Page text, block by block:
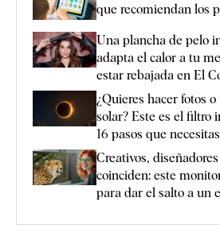
que recomiendan los
Una plancha de pelo
adapta el calor a tu
estar rebajada en El
¿Quieres hacer fotos
solar? Este es el filtro
16 pasos que necesitas
Creativos,
coinciden: este
para dar el salto a un